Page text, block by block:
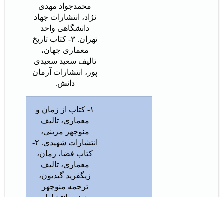
محمدجواد مهدی
نژاد، انتشارات جهاد
دانشگاهی واحد
تهران. ۳- کتاب تاریخ
معماری جهان،
تالیف سعید سعیدی
پور، انتشارات آرمان
دانش.
۱- کتاب از زمان و
معماری، تالیف
منوچهر مزینی،
انتشارات شهیدی. ۲-
کتاب فضا، زمان،
معماری، تالیف
زیگفرید گیدیون،
ترجمه منوچهر